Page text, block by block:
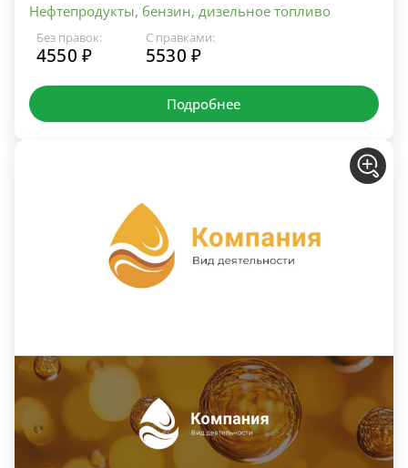
Нефтепродукты, бензин, дизельное топливо
Без правок:
4550 ₽
С правками:
5530 ₽
Подробнее